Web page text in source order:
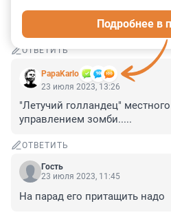
Похоже нужно вводить
ОТВЕТИТЬ
PapaKarlo
Подробнее в
23 июля 2023, 13:26
"Летучий голландец"
управлением зомби.....
ОТВЕТИТЬ
Гость
23 июля 2023, 11:45
На парад его притащить надо